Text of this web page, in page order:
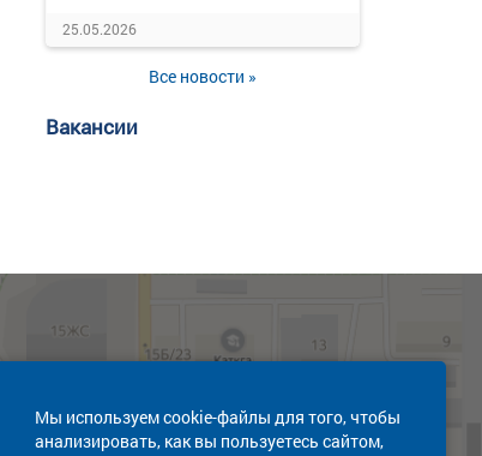
25.05.2026
Все новости »
Вакансии
Мы используем cookie-файлы для того, чтобы
анализировать, как вы пользуетесь сайтом,